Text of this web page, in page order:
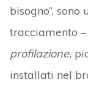
bisogno”,
tracciamento
profilazione,
installati nel